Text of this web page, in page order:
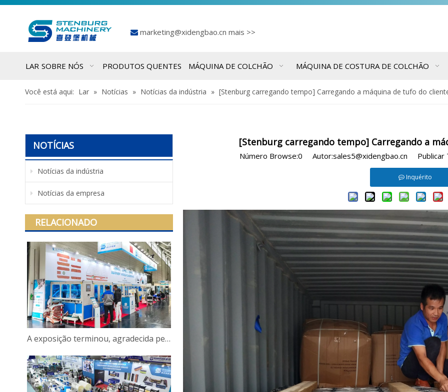
 marketing@xidengbao.cn mais >>
LAR SOBRE NÓS PRODUTOS QUENTES MÁQUINA DE COLCHÃO MÁQUINA DE COSTURA DE COLCHÃO
Você está aqui: Lar » Notícias » Notícias da indústria » [Stenburg carregando tempo] Carregando a máquina de tufo do
NOTÍCIAS
Notícias da indústria
Notícias da empresa
RELACIONADO
A exposição terminou, agradecida pelo encontro!
[Stenburg carregando tempo] Carregando a
Número Browse:0 Autor:sales5@xidengbao.cn
Inquérito